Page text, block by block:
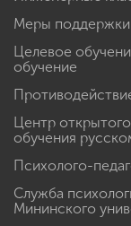
Меры поддержки
Целевое
обучение
Центр
обучения
Психолого-
Служба
Мининского